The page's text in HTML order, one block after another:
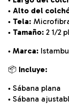
• Alto del
• Tela:
• Tamaño: 2 1/2
• Marca:
📦 Incluye:
• Sábana plana
• Sábana